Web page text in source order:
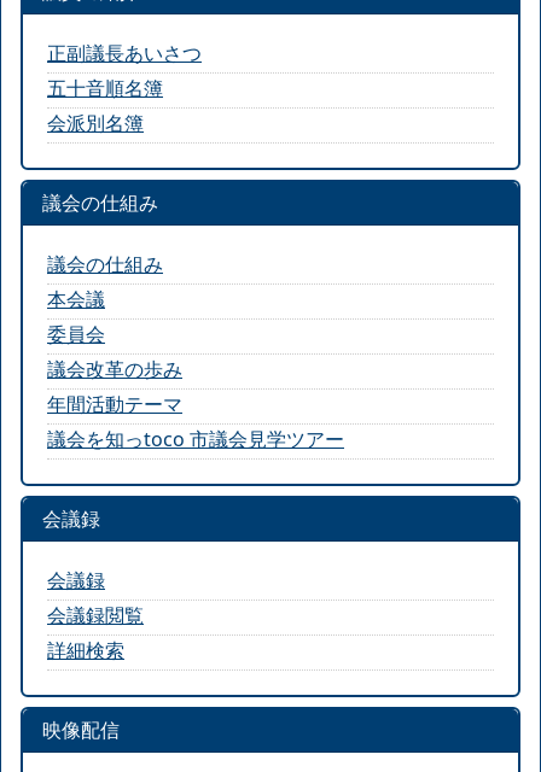
正副議長あいさつ
五十音順名簿
会派別名簿
議会の仕組み
議会の仕組み
本会議
委員会
議会改革の歩み
年間活動テーマ
議会を知っtoco 市議会見学ツアー
会議録
会議録
会議録閲覧
詳細検索
映像配信